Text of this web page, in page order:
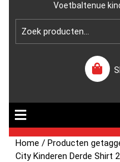
Voetbaltenue
Home / Producten
City Kinderen Derde Shirt